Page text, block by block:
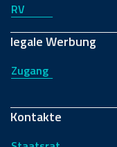
RV
legale Werbung
Zugang
Kontakte